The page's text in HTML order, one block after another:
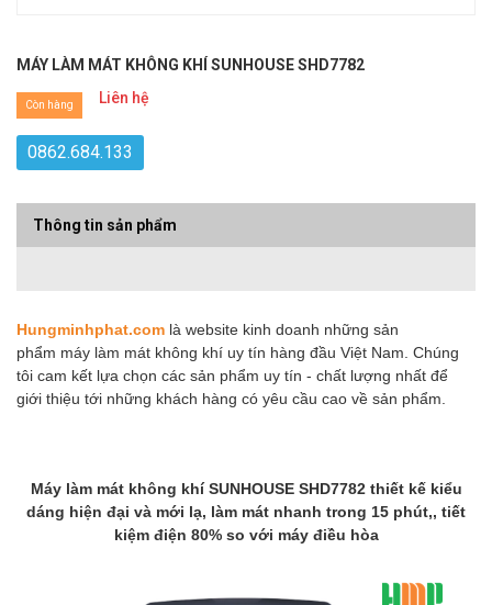
MÁY LÀM MÁT KHÔNG KHÍ SUNHOUSE SHD7782
Liên hệ
Còn hàng
0862.684.133
Thông tin sản phẩm
Hungminhphat.com là website kinh doanh những sản
phẩm máy làm mát không khí uy tín hàng đầu Việt Nam. Chúng
tôi cam kết lựa chọn các sản phẩm uy tín - chất lượng nhất để
giới thiệu tới những khách hàng có yêu cầu cao về sản phẩm.
Máy làm mát không khí SUNHOUSE SHD7782 thiết kế kiểu
dáng hiện đại và mới lạ, làm mát nhanh trong 15 phút,, tiết
kiệm điện 80% so với máy điều hòa